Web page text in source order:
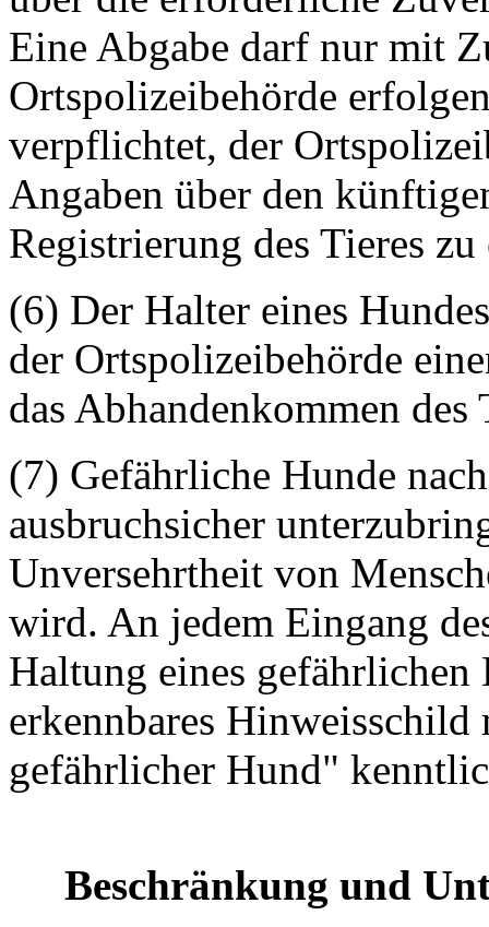
Eine Abgabe darf nur mit
Ortspolizeibehörde
verpflichtet, der
Angaben über den
Registrierung des Tieres
(6) Der Halter eines
der Ortspolizeibehörde
das Abhandenkommen
(7) Gefährliche Hunde
ausbruchsicher
Unversehrtheit von
wird. An jedem Eingang
Haltung eines
erkennbares
gefährlicher Hund"
Beschränkung und